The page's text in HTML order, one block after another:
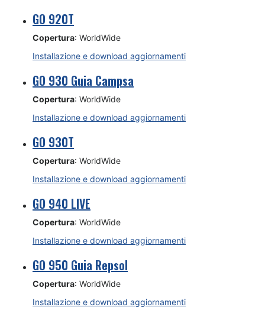
GO 920T
Copertura: WorldWide
Installazione e download aggiornamenti
GO 930 Guia Campsa
Copertura: WorldWide
Installazione e download aggiornamenti
GO 930T
Copertura: WorldWide
Installazione e download aggiornamenti
GO 940 LIVE
Copertura: WorldWide
Installazione e download aggiornamenti
GO 950 Guia Repsol
Copertura: WorldWide
Installazione e download aggiornamenti